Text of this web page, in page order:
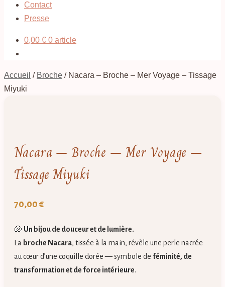
Contact
Presse
0,00 € 0 article
Accueil / Broche / Nacara – Broche – Mer Voyage – Tissage
Miyuki
Nacara – Broche – Mer Voyage –
Tissage Miyuki
70,00 €
🐚 Un bijou de douceur et de lumière.
La broche Nacara, tissée à la main, révèle une perle nacrée
au cœur d’une coquille dorée — symbole de féminité, de
transformation et de force intérieure.